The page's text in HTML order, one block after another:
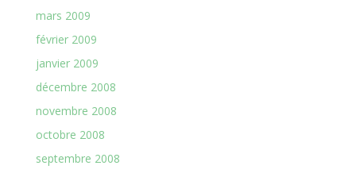
mars 2009
février 2009
janvier 2009
décembre 2008
novembre 2008
octobre 2008
septembre 2008